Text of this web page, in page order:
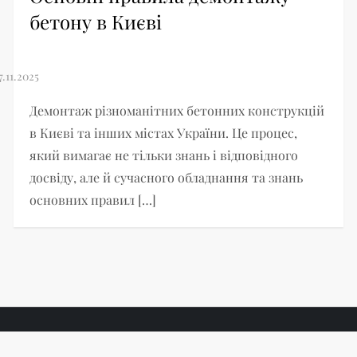
бетону в Києві
Демонтаж різноманітних бетонних конструкцій
в Києві та інших містах України. Це процес,
який вимагає не тільки знань і відповідного
досвіду, але й сучасного обладнання та знань
основних правил […]